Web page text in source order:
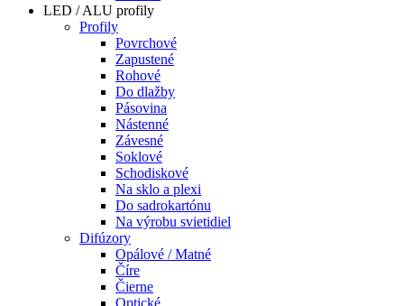
LED / ALU profily
Profily
Povrchové
Zapustené
Rohové
Do dlažby
Pásovina
Nástenné
Závesné
Soklové
Schodiskové
Na sklo a plexi
Do sadrokartónu
Na výrobu svietidiel
Difúzory
Opálové / Matné
Číre
Čierne
Optické